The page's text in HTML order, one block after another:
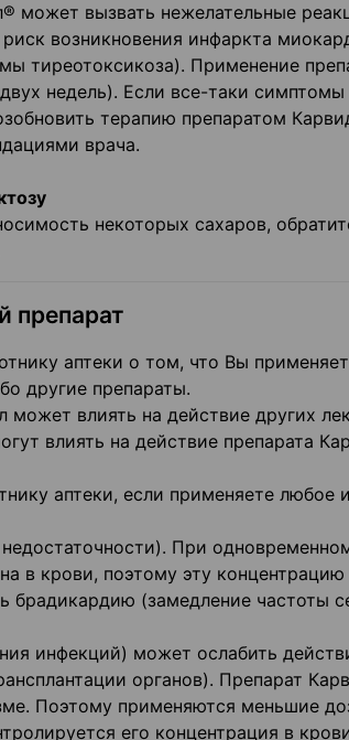
может вызвать нежелательные
возникновения инфаркта
тиреотоксикоза). Применение
недель). Если все-таки
терапию препаратом
врача.
некоторых сахаров,
препарат
аптеки о том, что Вы
другие препараты.
влиять на действие других
влиять на действие препарата
аптеки, если применяете любое
При
в крови, поэтому эту
брадикардию (замедление частоты
инфекций) может ослабить
органов). Препарат
Поэтому применяются меньшие
его концентрация в